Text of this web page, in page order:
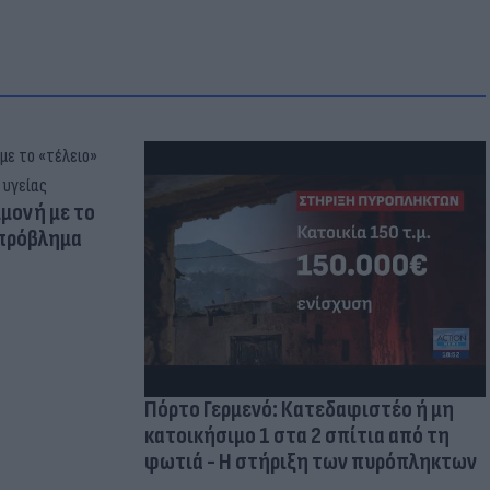
με το
Πόρτο Γερμενό: Κατεδαφιστέο ή μη
κατοικήσιμο 1 στα 2 σπίτια από τη
φωτιά - Η στήριξη των πυρόπληκτων